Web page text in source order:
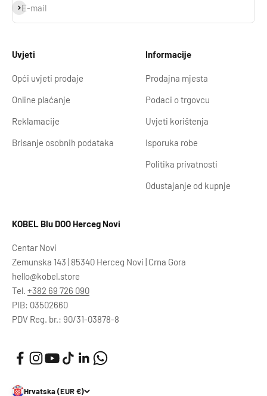
E-mail
Prijavi se
Uvjeti
Opći uvjeti prodaje
Online plaćanje
Reklamacije
Brisanje osobnih podataka
Informacije
Prodajna mjesta
Podaci o trgovcu
Uvjeti korištenja
Isporuka robe
Politika privatnosti
Odustajanje od kupnje
KOBEL Blu DOO Herceg Novi
Centar Novi
Zemunska 143 | 85340 Herceg Novi | Crna Gora
hello@kobel.store
Tel. +382 69 726 090
PIB: 03502660
PDV Reg. br.: 90/31-03878-8
Hrvatska (EUR €)